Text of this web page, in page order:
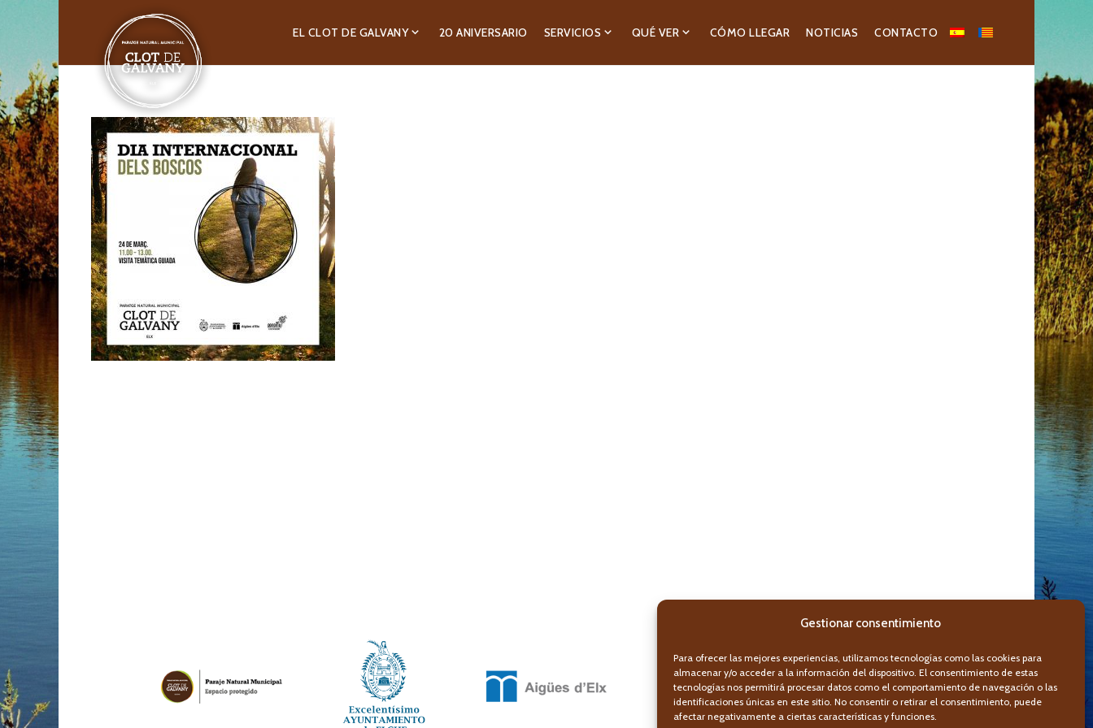
Gestionar consentimiento
Para ofrecer las mejores experiencias, utilizamos tecnologías como las cookies para
almacenar y/o acceder a la información del dispositivo. El consentimiento de estas
tecnologías nos permitirá procesar datos como el comportamiento de navegación o las
identificaciones únicas en este sitio. No consentir o retirar el consentimiento, puede
afectar negativamente a ciertas características y funciones.
EL CLOT DE GALVANY 20 ANIVERSARIO SERVICIOS QUÉ VER CÓMO LLEGAR NOTICIAS CONTACTO